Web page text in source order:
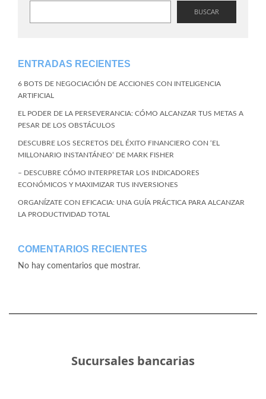
BUSCAR
ENTRADAS RECIENTES
6 BOTS DE NEGOCIACIÓN DE ACCIONES CON INTELIGENCIA
ARTIFICIAL
EL PODER DE LA PERSEVERANCIA: CÓMO ALCANZAR TUS METAS A
PESAR DE LOS OBSTÁCULOS
DESCUBRE LOS SECRETOS DEL ÉXITO FINANCIERO CON ‘EL
MILLONARIO INSTANTÁNEO’ DE MARK FISHER
– DESCUBRE CÓMO INTERPRETAR LOS INDICADORES
ECONÓMICOS Y MAXIMIZAR TUS INVERSIONES
ORGANÍZATE CON EFICACIA: UNA GUÍA PRÁCTICA PARA ALCANZAR
LA PRODUCTIVIDAD TOTAL
COMENTARIOS RECIENTES
No hay comentarios que mostrar.
Sucursales bancarias